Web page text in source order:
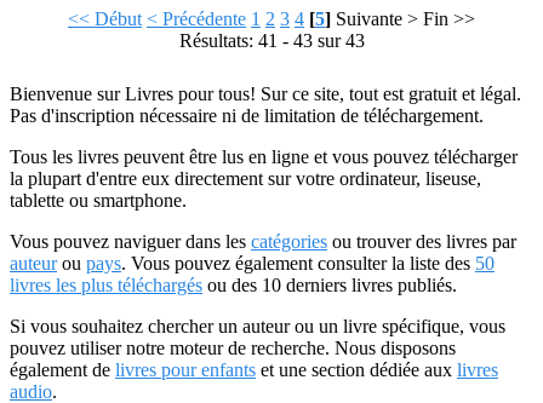
<< Début < Précédente 1 2 3 4 [5] Suivante > Fin >>
Résultats: 41 - 43 sur 43
Bienvenue sur Livres pour tous! Sur ce site, tout est gratuit et légal.
Pas d'inscription nécessaire ni de limitation de téléchargement.
Tous les livres peuvent être lus en ligne et vous pouvez télécharger
la plupart d'entre eux directement sur votre ordinateur, liseuse,
tablette ou smartphone.
Vous pouvez naviguer dans les catégories ou trouver des livres par
auteurou pays. Vous pouvez également consulter la liste des 50
livres les plus téléchargés ou des 10 derniers livres publiés.
Si vous souhaitez chercher un auteur ou un livre spécifique, vous
pouvez utiliser notre moteur de recherche. Nous disposons
également de livres pour enfants et une section dédiée aux livres
audio.